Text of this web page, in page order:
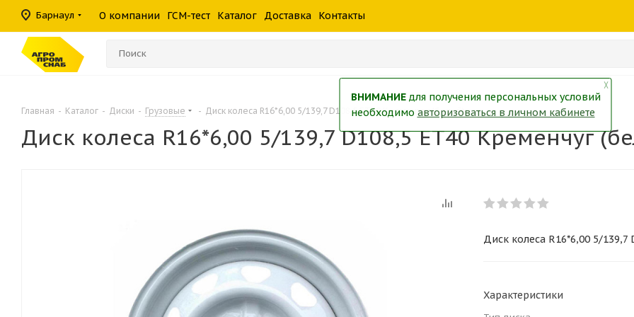
Барнаул О компании ГСМ-тест Каталог Доставка Контакты
Консистентные
смазки
Гидравлические
фильтры
Герметики
Главная - Каталог - Диски - Грузовые - Диск колеса R16*6,00 5/139,7 D108,5 ET40 Кременчуг (белый)
Диск колеса R16*6,00 5/139,7 D108,5 ET40 Кременчуг
Диск колеса R16*6,00 5/
Характеристики
╳
ВНИМАНИЕдля получения персональных условий
необходимо авторизоваться в личном кабинете